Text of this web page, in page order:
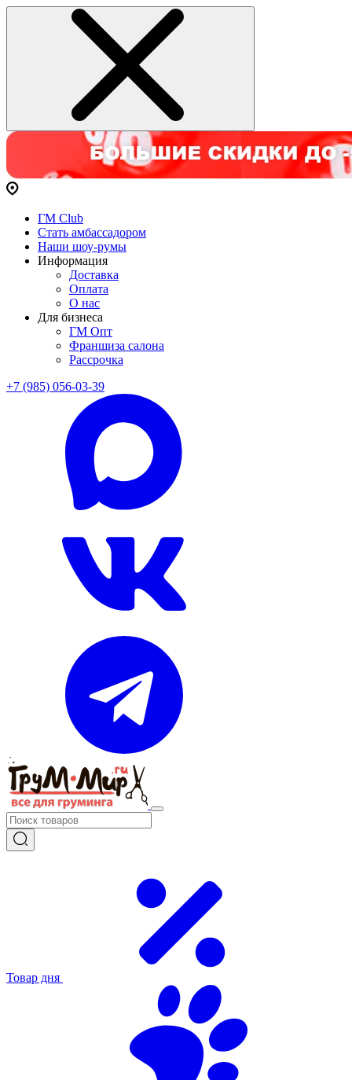
ГМ Club
Стать амбассадором
Наши шоу-румы
Информация
Доставка
Оплата
О нас
Для бизнеса
ГМ Опт
Франшиза салона
Рассрочка
+7 (985) 056-03-39
Товар дня